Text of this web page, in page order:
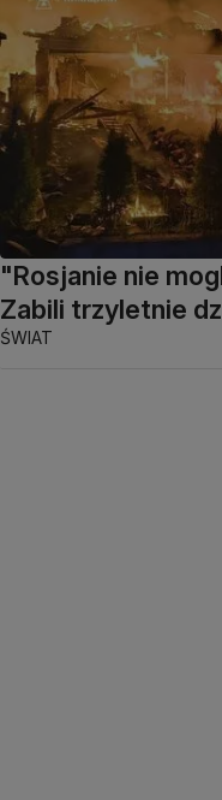
"Rosjanie nie
Zabili trzyletnie
ŚWIAT